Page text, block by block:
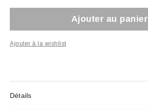
Ajouter au panier
Ajouter à la wishlist
Détails